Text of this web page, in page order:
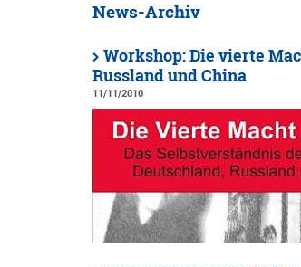
News-Archiv
Workshop: Die vierte
Russland und China
11/11/2010